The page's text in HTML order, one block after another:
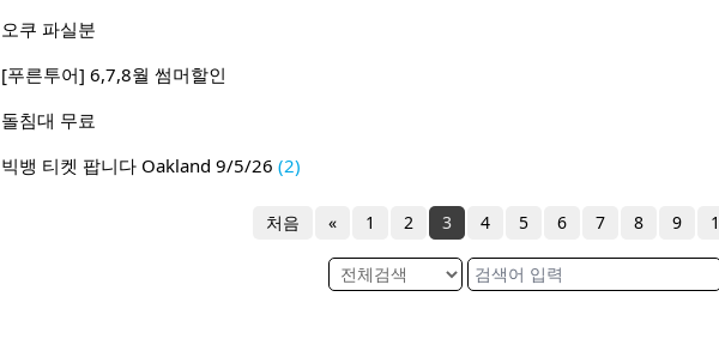
오쿠 파실분
[푸른투어] 6,7,8월 썸머할인
돌침대 무료
빅뱅 티켓 팝니다 Oakland 9/5/26 (2)
처음 « 1 2 3 4 5 6 7 8 9